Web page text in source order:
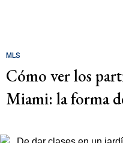
MLS
Cómo ver los
Miami: la forma